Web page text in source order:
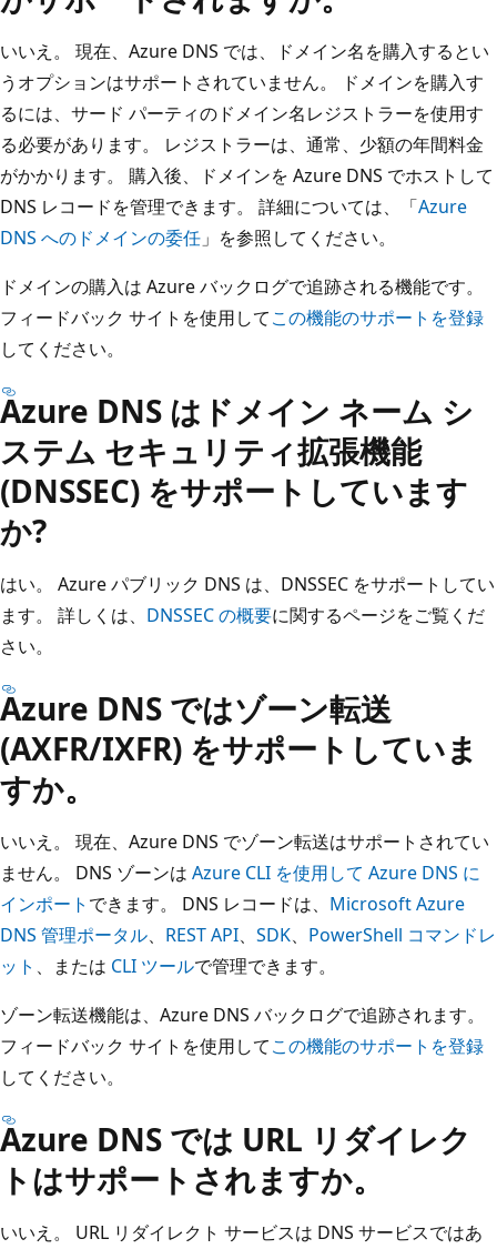
いいえ。 現在、Azure DNS では、ドメイン名を購入するとい
うオプションはサポートされていません。 ドメインを購入す
るには、サード パーティのドメイン名レジストラーを使用す
る必要があります。 レジストラーは、通常、少額の年間料金
がかかります。 購入後、ドメインを Azure DNS でホストして
DNS レコードを管理できます。 詳細については、「Azure
DNS へのドメインの委任 」を参照してください。
ドメインの購入は Azure バックログで追跡される機能です。
フィードバック サイトを使用してこの機能のサポートを登録
してください。
Azure DNS はドメイン ネーム シ
ステム セキュリティ拡張機能
(DNSSEC) をサポートしています
か?
はい。 Azure パブリック DNS は、DNSSEC をサポートしてい
ます。 詳しくは、 DNSSEC の概要に関するページをご覧くだ
さい。
Azure DNS ではゾーン転送
(AXFR/IXFR) をサポートしていま
すか。
いいえ。 現在、Azure DNS でゾーン転送はサポートされてい
ません。 DNS ゾーンは Azure CLI を使用して Azure DNS に
インポート できます。 DNS レコードは、 Microsoft Azure
DNS 管理ポータル、 REST API、 SDK、 PowerShell コマンドレ
ット 、または CLI ツールで管理できます。
ゾーン転送機能は、Azure DNS バックログで追跡されます。
フィードバック サイトを使用してこの機能のサポートを登録
してください。
Azure DNS では URL リダイレク
トはサポートされますか。
いいえ。 URL リダイレクト サービスは DNS サービスではあ